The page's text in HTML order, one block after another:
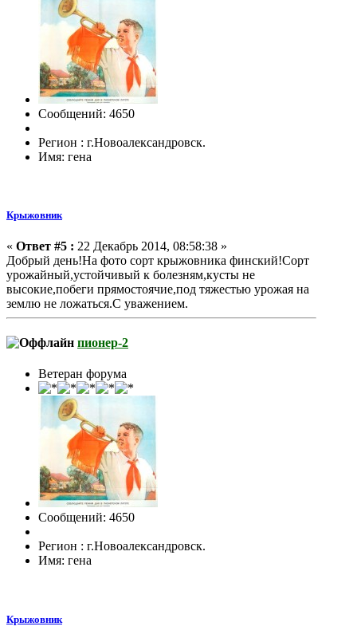
Сообщений: 4650
Регион : г.Новоалександровск.
Имя: гена
Крыжовник
« Ответ #5 : 22 Декабрь 2014, 08:58:38 »
Добрый день!На фото сорт крыжовника финский!Сорт
урожайный,устойчивый к болезням,кусты не
высокие,побеги прямостоячие,под тяжестью урожая на
землю не ложаться.С уважением.
пионер-2
Ветеран форума
Сообщений: 4650
Регион : г.Новоалександровск.
Имя: гена
Крыжовник